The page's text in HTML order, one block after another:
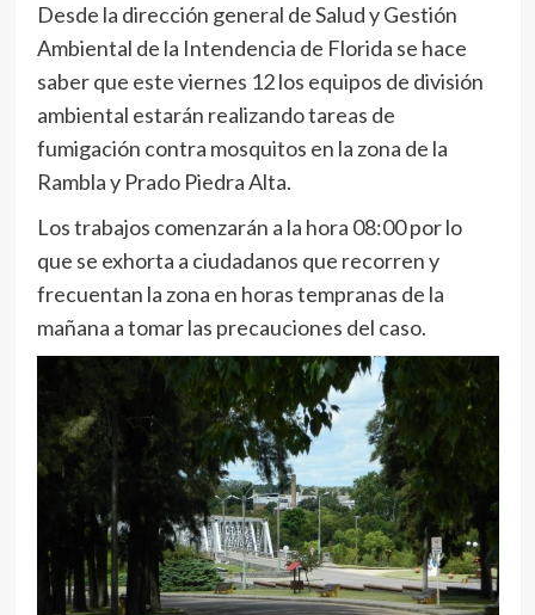
Desde la dirección general de Salud y Gestión
Ambiental de la Intendencia de Florida se hace
saber que este viernes 12 los equipos de división
ambiental estarán realizando tareas de
fumigación contra mosquitos en la zona de la
Rambla y Prado Piedra Alta.
Los trabajos comenzarán a la hora 08:00 por lo
que se exhorta a ciudadanos que recorren y
frecuentan la zona en horas tempranas de la
mañana a tomar las precauciones del caso.